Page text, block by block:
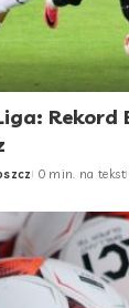
Rekord
0 min. na tekst